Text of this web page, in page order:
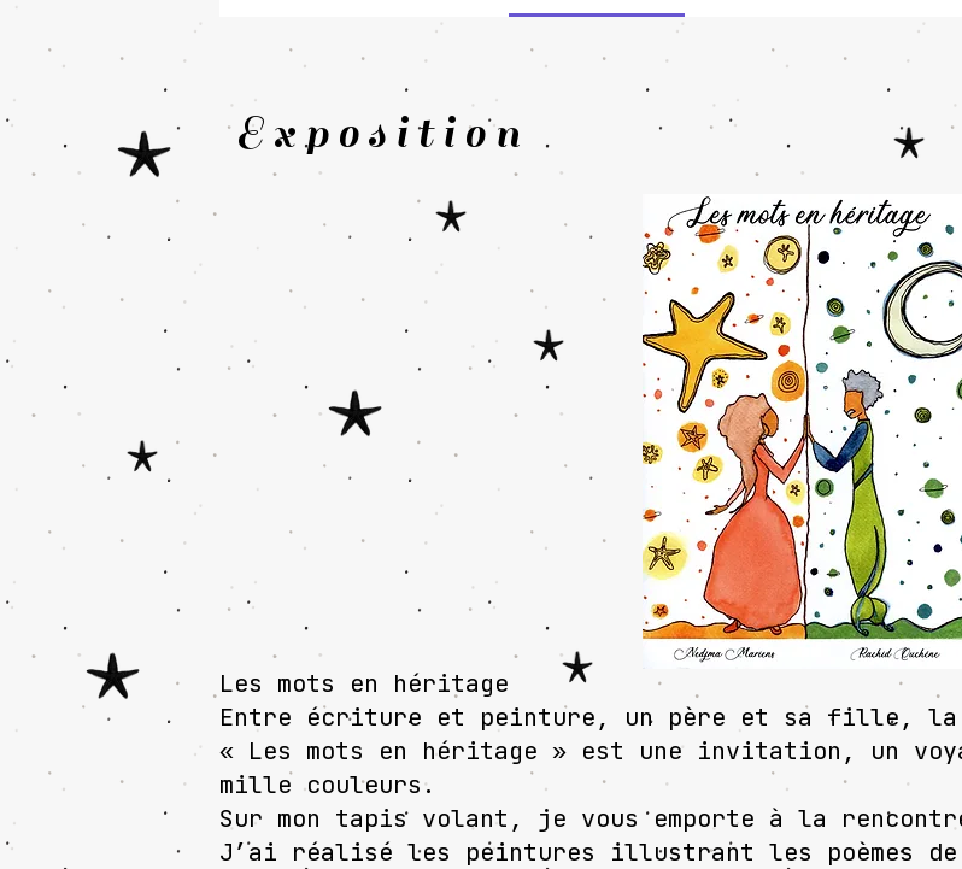
Exposition
Les mots en héritage
Entre écriture et peinture, un père et sa fille, la
« Les mots en héritage » est une invitation, un
mille couleurs.
Sur mon tapis volant, je vous emporte à la
J’ai réalisé les peintures illustrant les poèmes de